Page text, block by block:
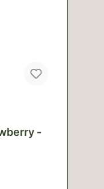
-